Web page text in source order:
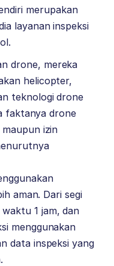
merupakan
layanan inspeksi
drone, mereka
helicopter,
teknologi drone
faktanya drone
izin
aman. Dari segi
1 jam, dan
menggunakan
data inspeksi yang